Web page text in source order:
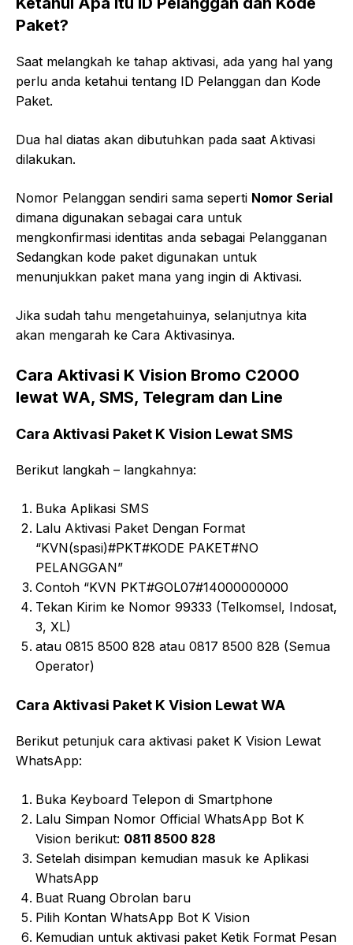
Paket?
Saat melangkah ke tahap aktivasi, ada yang hal yang
perlu anda ketahui tentang ID Pelanggan dan Kode
Paket.
Dua hal diatas akan dibutuhkan pada saat Aktivasi
dilakukan.
Nomor Pelanggan sendiri sama seperti Nomor Serial
dimana digunakan sebagai cara untuk
mengkonfirmasi identitas anda sebagai Pelangganan
Sedangkan kode paket digunakan untuk
menunjukkan paket mana yang ingin di Aktivasi.
Jika sudah tahu mengetahuinya, selanjutnya kita
akan mengarah ke Cara Aktivasinya.
Cara Aktivasi K Vision Bromo C2000
lewat WA, SMS, Telegram dan Line
Cara Aktivasi Paket K Vision Lewat SMS
Berikut langkah – langkahnya:
Buka Aplikasi SMS
Lalu Aktivasi Paket Dengan Format
“KVN(spasi)#PKT#KODE PAKET#NO
PELANGGAN”
Contoh “KVN PKT#GOL07#14000000000
Tekan Kirim ke Nomor 99333 (Telkomsel, Indosat,
3, XL)
atau 0815 8500 828 atau 0817 8500 828 (Semua
Operator)
Cara Aktivasi Paket K Vision Lewat WA
Berikut petunjuk cara aktivasi paket K Vision Lewat
WhatsApp:
Buka Keyboard Telepon di Smartphone
Lalu Simpan Nomor Official WhatsApp Bot K
Vision berikut: 0811 8500 828
Setelah disimpan kemudian masuk ke Aplikasi
WhatsApp
Buat Ruang Obrolan baru
Pilih Kontan WhatsApp Bot K Vision
Kemudian untuk aktivasi paket Ketik Format Pesan